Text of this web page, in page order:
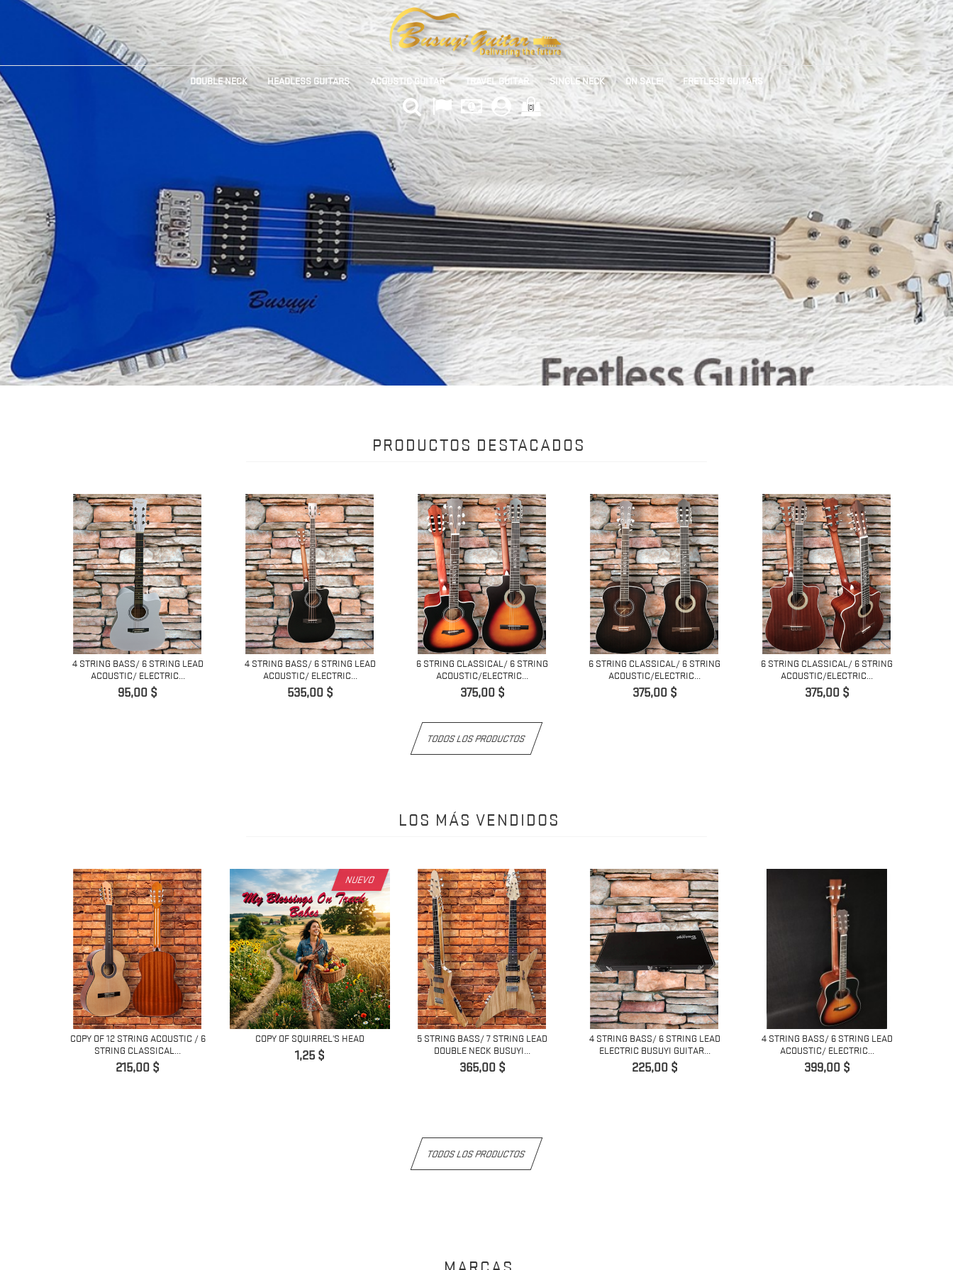
DOUBLE NECK HEADLESS GUITARS ACOUSTIC GUITAR TRAVEL GUITAR SINGLE NECK ON SALE! FRETLESS GUITARS
(0)
PRODUCTOS DESTACADOS
4 STRING BASS/ 6 STRING LEAD
ACOUSTIC/ ELECTRIC...
Precio
95,00 $
4 STRING BASS/ 6 STRING LEAD
ACOUSTIC/ ELECTRIC...
Precio
535,00 $
6 STRING CLASSICAL/ 6 STRING
ACOUSTIC/ELECTRIC...
Precio
375,00 $
6 STRING CLASSICAL/ 6 STRING
ACOUSTIC/ELECTRIC...
Precio
375,00 $
6 STRING CLASSICAL/ 6 STRING
ACOUSTIC/ELECTRIC...
Precio
375,00 $
TODOS LOS PRODUCTOS
LOS MÁS VENDIDOS
COPY OF 12 STRING ACOUSTIC / 6
STRING CLASSICAL...
Precio
215,00 $
NUEVO
COPY OF SQUIRREL'S HEAD
Precio
1,25 $
5 STRING BASS/ 7 STRING LEAD
DOUBLE NECK BUSUYI...
Precio
365,00 $
4 STRING BASS/ 6 STRING LEAD
ELECTRIC BUSUYI GUITAR...
Precio
225,00 $
4 STRING BASS/ 6 STRING LEAD
ACOUSTIC/ ELECTRIC...
Precio
399,00 $
TODOS LOS PRODUCTOS